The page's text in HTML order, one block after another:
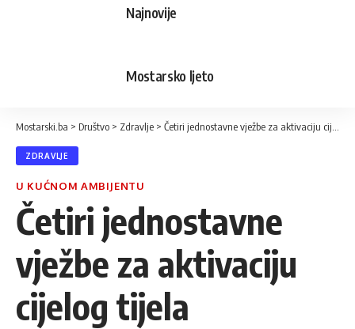
Najnovije
Mostarsko ljeto
Mostarski.ba > Društvo > Zdravlje > Četiri jednostavne vježbe za aktivaciju cijelog tijela
ZDRAVLJE
U KUĆNOM AMBIJENTU
Četiri jednostavne
vježbe za aktivaciju
cijelog tijela